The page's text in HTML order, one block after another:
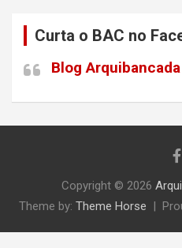
Curta o BAC no
Blog
Copyright © 2026
Theme by: Theme Horse